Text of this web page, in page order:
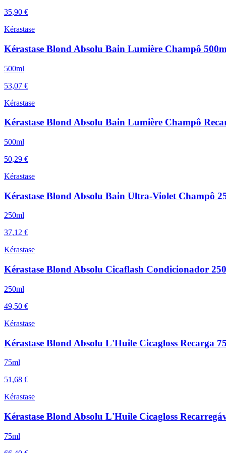
35,90 €
Kérastase
Kérastase Blond Absolu Bain Lumière Champô
500ml
53,07 €
Kérastase
Kérastase Blond Absolu Bain Lumière Champô
500ml
50,29 €
Kérastase
Kérastase Blond Absolu Bain Ultra-Violet Champô
250ml
37,12 €
Kérastase
Kérastase Blond Absolu Cicaflash Condicionador
250ml
49,50 €
Kérastase
Kérastase Blond Absolu L'Huile Cicagloss Recarga
75ml
51,68 €
Kérastase
Kérastase Blond Absolu L'Huile Cicagloss
75ml